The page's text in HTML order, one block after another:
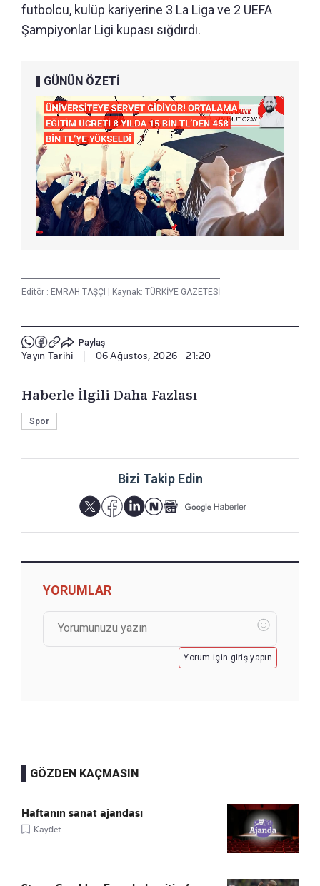
futbolcu, kulüp kariyerine 3 La Liga ve 2 UEFA
Şampiyonlar Ligi kupası sığdırdı.
GÜNÜN ÖZETİ
Editör : EMRAH TAŞÇI | Kaynak: TÜRKİYE GAZETESİ
Paylaş
Yayın Tarihi 06 Ağustos, 2026 - 21:20
Haberle İlgili Daha Fazlası
Spor
Bizi Takip Edin
YORUMLAR
Yorum için giriş yapın
GÖZDEN KAÇMASIN
Haftanın sanat ajandası
Kaydet